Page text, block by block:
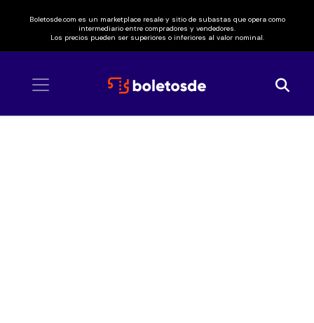
Boletosde.com es un marketplace resale y sitio de subastas que opera como
intermediario entre compradores y vendedores.
Los precios pueden ser superiores o inferiores al valor nominal.